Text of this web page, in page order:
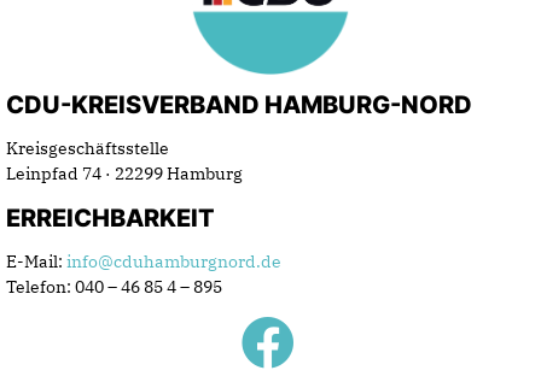
CDU-KREISVERBAND HAMBURG-NORD
Kreisgeschäftsstelle
Leinpfad 74 · 22299 Hamburg
ERREICHBARKEIT
E-Mail: info@cduhamburgnord.de
Telefon: 040 – 46 85 4 – 895